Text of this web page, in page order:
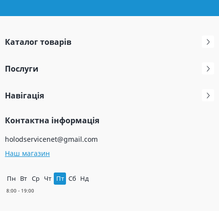
Каталог товарів
Послуги
Навігація
Контактна інформація
holodservicenet@gmail.com
Наш магазин
Пн Вт Ср Чт Пт Сб Нд